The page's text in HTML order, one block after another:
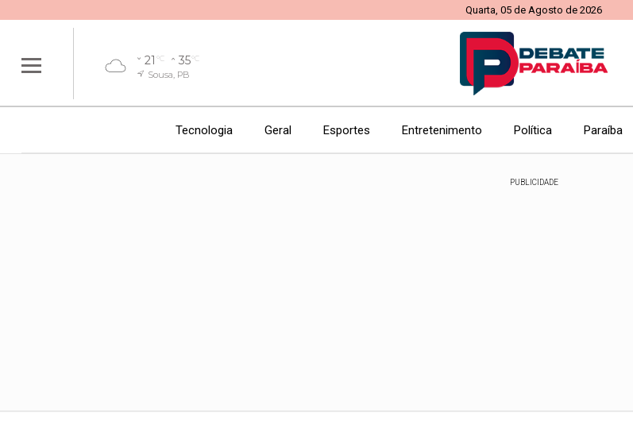
Quarta, 05 de Agosto de 2026
21 °C 35°C
Sousa, PB
Tecnologia Geral Esportes Entretenimento Política Paraíba
PUBLICIDADE